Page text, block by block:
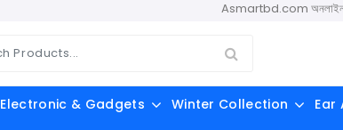
Asmartbd.com অনলাইন শপিং এ আপনাকে
Electronic & Gadgets Winter Collection Ear